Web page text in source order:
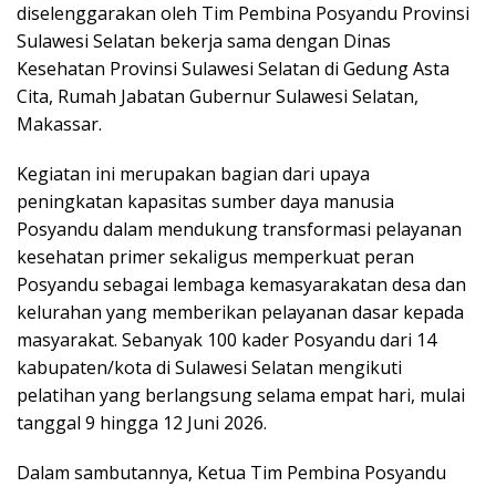
diselenggarakan oleh Tim Pembina Posyandu Provinsi
Sulawesi Selatan bekerja sama dengan Dinas
Kesehatan Provinsi Sulawesi Selatan di Gedung Asta
Cita, Rumah Jabatan Gubernur Sulawesi Selatan,
Makassar.
Kegiatan ini merupakan bagian dari upaya
peningkatan kapasitas sumber daya manusia
Posyandu dalam mendukung transformasi pelayanan
kesehatan primer sekaligus memperkuat peran
Posyandu sebagai lembaga kemasyarakatan desa dan
kelurahan yang memberikan pelayanan dasar kepada
masyarakat. Sebanyak 100 kader Posyandu dari 14
kabupaten/kota di Sulawesi Selatan mengikuti
pelatihan yang berlangsung selama empat hari, mulai
tanggal 9 hingga 12 Juni 2026.
Dalam sambutannya, Ketua Tim Pembina Posyandu